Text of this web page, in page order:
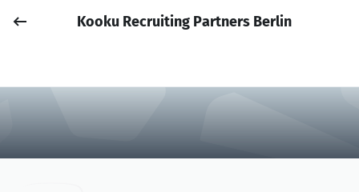
Anmelden
Kooku Recruiting Partners Berlin